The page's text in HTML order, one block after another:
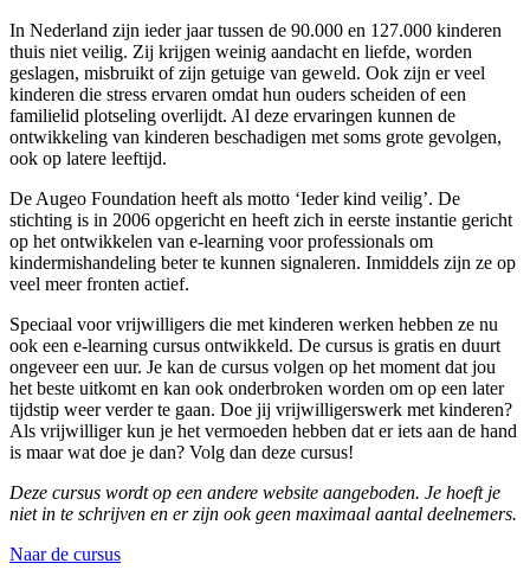
In Nederland zijn ieder jaar tussen de 90.000 en 127.000 kinderen
thuis niet veilig. Zij krijgen weinig aandacht en liefde, worden
geslagen, misbruikt of zijn getuige van geweld. Ook zijn er veel
kinderen die stress ervaren omdat hun ouders scheiden of een
familielid plotseling overlijdt. Al deze ervaringen kunnen de
ontwikkeling van kinderen beschadigen met soms grote gevolgen,
ook op latere leeftijd.
De Augeo Foundation heeft als motto ‘Ieder kind veilig’. De
stichting is in 2006 opgericht en heeft zich in eerste instantie gericht
op het ontwikkelen van e-learning voor professionals om
kindermishandeling beter te kunnen signaleren. Inmiddels zijn ze op
veel meer fronten actief.
Speciaal voor vrijwilligers die met kinderen werken hebben ze nu
ook een e-learning cursus ontwikkeld. De cursus is gratis en duurt
ongeveer een uur. Je kan de cursus volgen op het moment dat jou
het beste uitkomt en kan ook onderbroken worden om op een later
tijdstip weer verder te gaan. Doe jij vrijwilligerswerk met kinderen?
Als vrijwilliger kun je het vermoeden hebben dat er iets aan de hand
is maar wat doe je dan? Volg dan deze cursus!
Deze cursus wordt op een andere website aangeboden. Je hoeft je
niet in te schrijven en er zijn ook geen maximaal aantal deelnemers.
Naar de cursus